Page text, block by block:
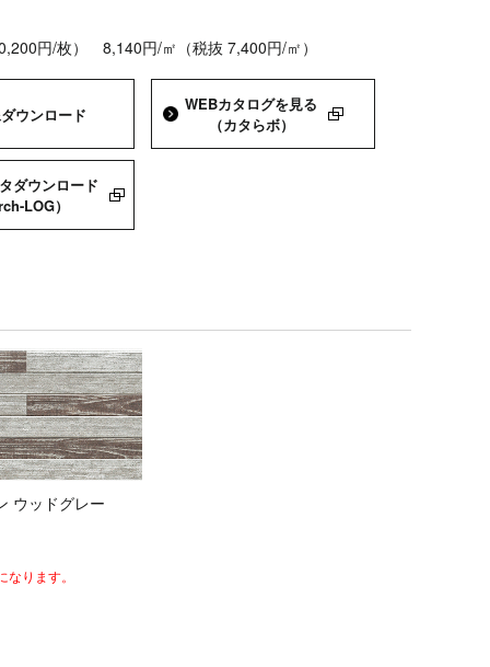
円/枚） 8,140円/㎡（税抜 7,400円/㎡）
ダウンロード WEBカタログを見る
（カタらボ）
ダウンロード
LOG）
ウッドグレー
ります。